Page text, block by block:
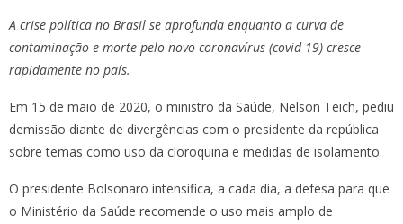
A crise política no Brasil se aprofunda enquanto a curva de
contaminação e morte pelo novo coronavírus (covid-19) cresce
rapidamente no país.
Em 15 de maio de 2020, o ministro da Saúde, Nelson Teich, pediu
demissão diante de divergências com o presidente da república
sobre temas como uso da cloroquina e medidas de isolamento.
O presidente Bolsonaro intensifica, a cada dia, a defesa para que
o Ministério da Saúde recomende o uso mais amplo de